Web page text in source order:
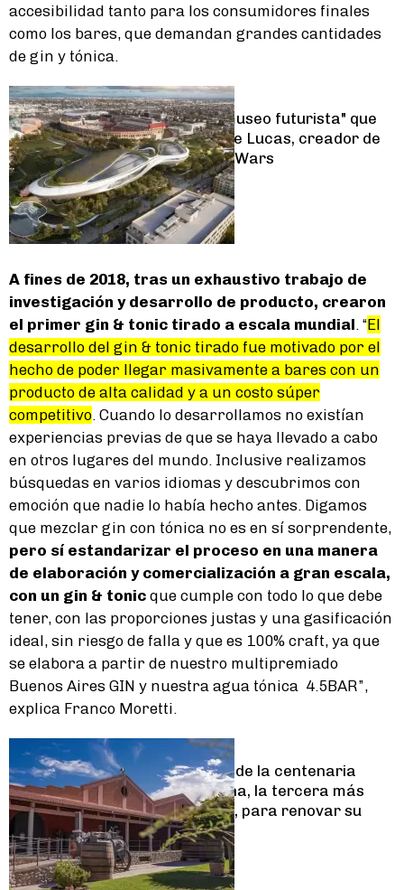
accesibilidad tanto para los consumidores finales
como los bares, que demandan grandes cantidades
de gin y tónica.
Lifestyle
Cómo será el "museo futurista" que
proyecta George Lucas, creador de
la saga de Star Wars
A fines de 2018, tras un exhaustivo trabajo de
investigación y desarrollo de producto, crearon
el primer gin & tonic tirado a escala mundial . “El
desarrollo del gin & tonic tirado fue motivado por el
hecho de poder llegar masivamente a bares con un
producto de alta calidad y a un costo súper
competitivo . Cuando lo desarrollamos no existían
experiencias previas de que se haya llevado a cabo
en otros lugares del mundo. Inclusive realizamos
búsquedas en varios idiomas y descubrimos con
emoción que nadie lo había hecho antes. Digamos
que mezclar gin con tónica no es en sí sorprendente,
pero sí estandarizar el proceso en una manera
de elaboración y comercialización a gran escala,
con un gin & tonic que cumple con todo lo que debe
tener, con las proporciones justas y una gasificación
ideal, sin riesgo de falla y que es 100% craft, ya que
se elabora a partir de nuestro multipremiado
Buenos Aires GIN y nuestra agua tónica 4.5BAR”,
explica Franco Moretti.
Lifestyle
Cómo es el plan de la centenaria
bodega Graffigna, la tercera más
antigua del país, para renovar su
imagen